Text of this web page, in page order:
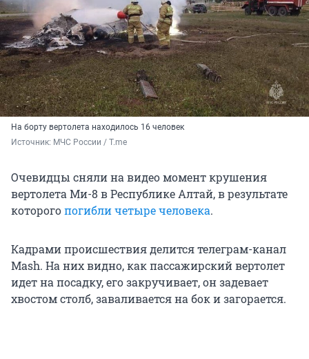
На борту вертолета находилось 16 человек
Источник: МЧС России / T.me
Очевидцы сняли на видео момент крушения
вертолета Ми-8 в Республике Алтай, в результате
которогопогибли четыре человека.
Кадрами происшествия делится телеграм-канал
Mash. На них видно, как пассажирский вертолет
идет на посадку, его закручивает, он задевает
хвостом столб, заваливается на бок и загорается.